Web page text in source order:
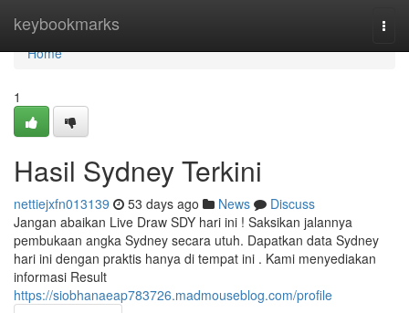
keybookmarks
Home
Home
1
Hasil Sydney Terkini
nettiejxfn013139 53 days ago News
Discuss
Jangan abaikan Live Draw SDY hari ini ! Saksikan jalannya
pembukaan angka Sydney secara utuh. Dapatkan data Sydney
hari ini dengan praktis hanya di tempat ini . Kami menyediakan
informasi Result
https://siobhanaeap783726.madmouseblog.com/profile